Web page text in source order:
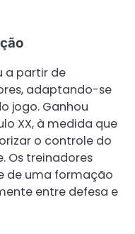
a partir de
adaptando-se
jogo. Ganhou
XX, à medida que
o controle do
Os treinadores
de uma formação
entre defesa e